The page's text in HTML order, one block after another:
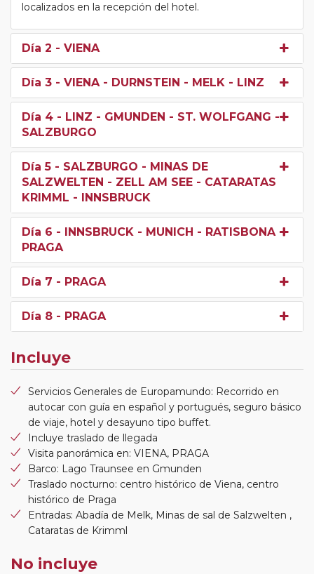
localizados en la recepción del hotel.
Día 2 - VIENA
Día 3 - VIENA - DURNSTEIN - MELK - LINZ
Día 4 - LINZ - GMUNDEN - ST. WOLFGANG -
SALZBURGO
Día 5 - SALZBURGO - MINAS DE
SALZWELTEN - ZELL AM SEE - CATARATAS
KRIMML - INNSBRUCK
Día 6 - INNSBRUCK - MUNICH - RATISBONA -
PRAGA
Día 7 - PRAGA
Día 8 - PRAGA
Incluye
Servicios Generales de Europamundo: Recorrido en
autocar con guía en español y portugués, seguro básico
de viaje, hotel y desayuno tipo buffet.
Incluye traslado de llegada
Visita panorámica en: VIENA, PRAGA
Barco: Lago Traunsee en Gmunden
Traslado nocturno: centro histórico de Viena, centro
histórico de Praga
Entradas: Abadía de Melk, Minas de sal de Salzwelten ,
Cataratas de Krimml
No incluye